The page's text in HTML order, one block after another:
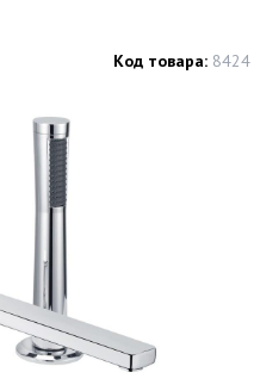
Код товара: 8424